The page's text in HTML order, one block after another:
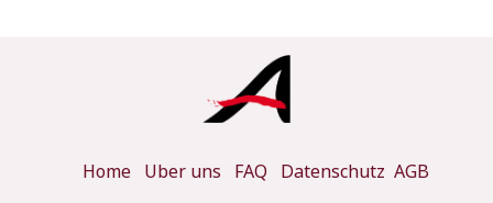
Home Uber uns FAQ Datenschutz AGB